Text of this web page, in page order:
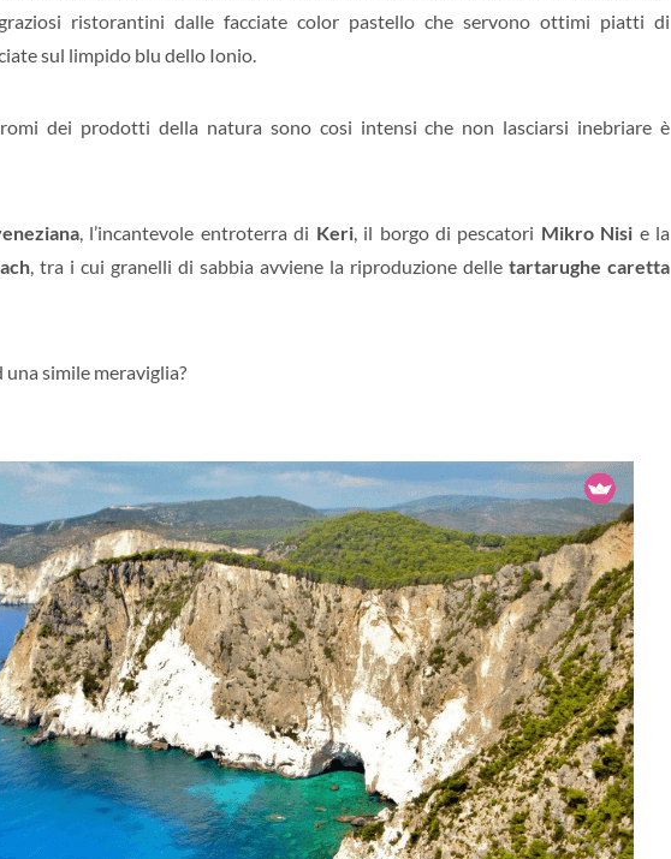
ristorantini dalle facciate color pastello che servono ottimi piatti di
sul limpido blu dello Ionio.
dei prodotti della natura sono cosi intensi che non lasciarsi inebriare è
, l’incantevole entroterra di Keri, il borgo di pescatori Mikro Nisi e la
, tra i cui granelli di sabbia avviene la riproduzione delle tartarughe caretta
simile meraviglia?